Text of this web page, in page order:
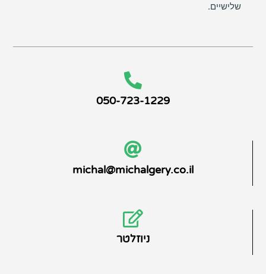
שלישיים.
050-723-1229
michal@michalgery.co.il
ניוזלטר